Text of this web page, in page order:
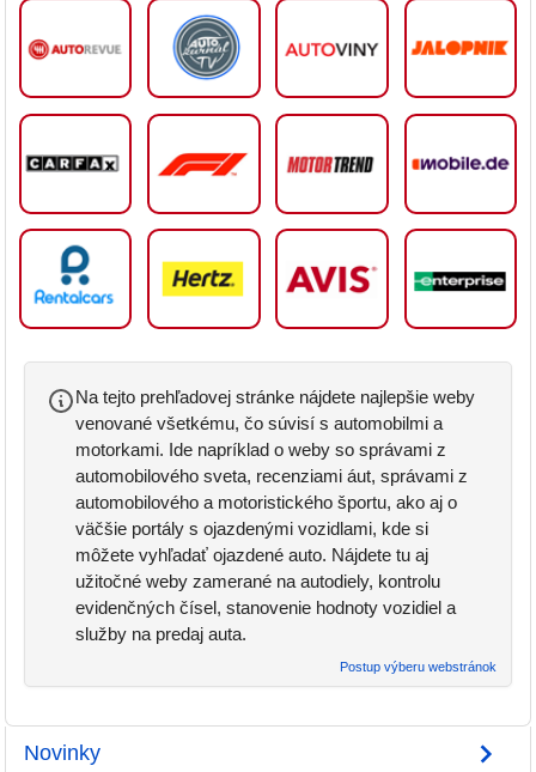
Na tejto prehľadovej stránke nájdete najlepšie weby
venované všetkému, čo súvisí s automobilmi a
motorkami. Ide napríklad o weby so správami z
automobilového sveta, recenziami áut, správami z
automobilového a motoristického športu, ako aj o
väčšie portály s ojazdenými vozidlami, kde si
môžete vyhľadať ojazdené auto. Nájdete tu aj
užitočné weby zamerané na autodiely, kontrolu
evidenčných čísel, stanovenie hodnoty vozidiel a
služby na predaj auta.
Postup výberu webstránok
Novinky